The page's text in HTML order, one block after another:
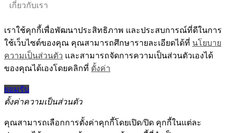
เกี่ยวกับเรา
เราใช้คุกกี้เพื่อพัฒนาประสิทธิภาพ และประสบการณ์ที่ดีในการ
ใช้เว็บไซต์ของคุณ คุณสามารถศึกษารายละเอียดได้ที่ นโยบาย
ความเป็นส่วนตัว และสามารถจัดการความเป็นส่วนตัวเองได้
ของคุณได้เองโดยคลิกที่ ตั้งค่า
ยอมรับ
ตั้งค่าความเป็นส่วนตัว
คุณสามารถเลือกการตั้งค่าคุกกี้โดยเปิด/ปิด คุกกี้ในแต่ละ